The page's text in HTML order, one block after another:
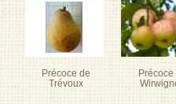
Précoce de
Trévoux
Précoce